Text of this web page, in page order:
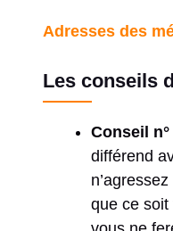
Adresses des
Les conseils
Conseil n°
différend
que ce soit